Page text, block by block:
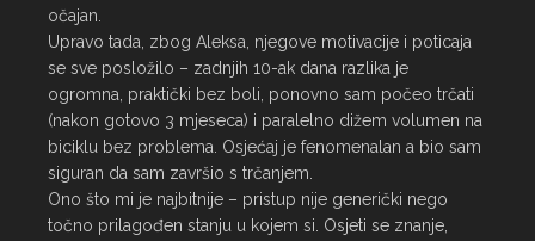
očajan.
Upravo tada, zbog Aleksa, njegove motivacije i poticaja
se sve posložilo – zadnjih 10-ak dana razlika je
ogromna, praktički bez boli, ponovno sam počeo trčati
(nakon gotovo 3 mjeseca) i paralelno dižem volumen na
biciklu bez problema. Osjećaj je fenomenalan a bio sam
siguran da sam završio s trčanjem.
Ono što mi je najbitnije – pristup nije generički nego
točno prilagođen stanju u kojem si. Osjeti se znanje,